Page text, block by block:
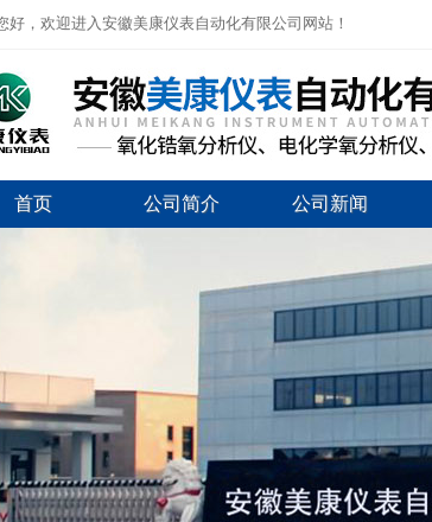
好，欢迎进入安徽美康仪表自动化有限公司网站！
首页 公司简介 公司新闻